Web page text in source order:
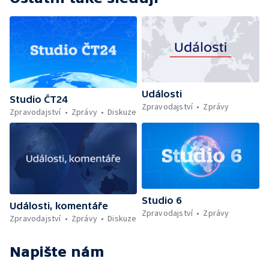
Studio ČT24
Zpravodajství
Zprávy Diskuze
Události
Zpravodajství
Zprávy
Události, komentáře
Zpravodajství
Zprávy Diskuze
Studio 6
Zpravodajství
Zprávy
Napište nám